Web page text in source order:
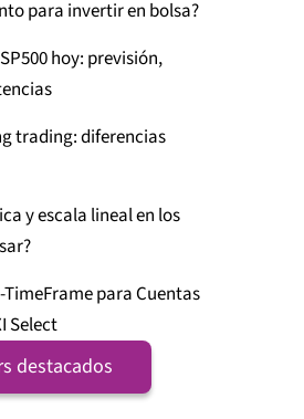
para invertir en bolsa?
hoy: previsión,
trading: diferencias
y escala lineal en los
para Cuentas
Select
destacados